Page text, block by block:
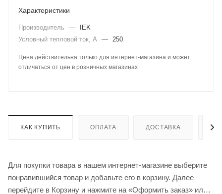
Характеристики
Производитель —
IEK
Условный тепловой ток, А — 250
Цена действительна только для интернет-магазина и может
отличаться от цен в розничных магазинах
КАК КУПИТЬ ОПЛАТА ДОСТАВКА
Для покупки товара в нашем интернет-магазине выберите
понравившийся товар и добавьте его в корзину. Далее
перейдите в Корзину и нажмите на «Оформить заказ» или